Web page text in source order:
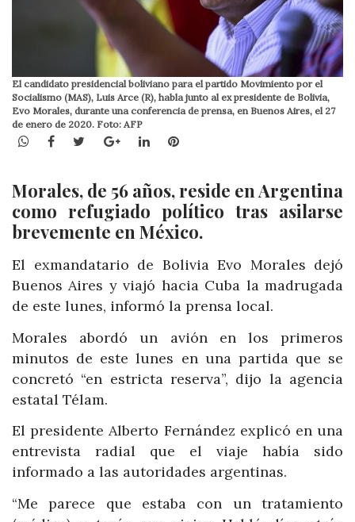
El candidato presidencial boliviano para el partido Movimiento por el
Socialismo (MAS), Luis Arce (R), habla junto al ex presidente de Bolivia,
Evo Morales, durante una conferencia de prensa, en Buenos Aires, el 27
de enero de 2020. Foto: AFP
WhatsApp
Facebook
TwitterGoogle+LinkedInPinterest
Morales, de 56 años, reside en Argentina
como refugiado político tras asilarse
brevemente en México.
El exmandatario de Bolivia Evo Morales dejó
Buenos Aires y viajó hacia Cuba la madrugada
de este lunes, informó la prensa local.
Morales abordó un avión en los primeros
minutos de este lunes en una partida que se
concretó “en estricta reserva”, dijo la agencia
estatal Télam.
El presidente Alberto Fernández explicó en una
entrevista radial que el viaje había sido
informado a las autoridades argentinas.
“Me parece que estaba con un tratamiento